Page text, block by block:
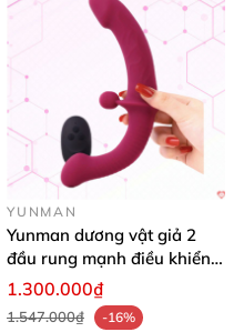
YUNMAN
Yunman dương vật giả 2
đầu rung mạnh điều khiển
từ xa Les
1.300.000₫
1.547.000₫
-16%